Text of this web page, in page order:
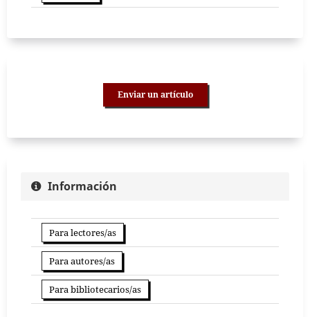
Enviar un artículo
Información
Para lectores/as
Para autores/as
Para bibliotecarios/as